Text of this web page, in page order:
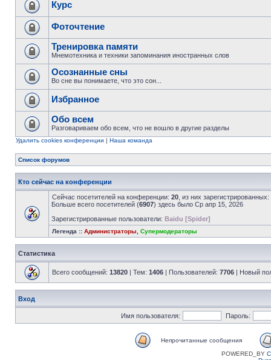
Курс
Фоточтение
Тренировка памяти
Мнемотехника и техники запоминания иностранных слов
Осознанные сны
Во сне вы понимаете, что это сон...
Избранное
Обо всем
Разговариваем обо всем, что не вошло в другие разделы
Удалить cookies конференции | Наша команда
Список форумов
Кто сейчас на конференции
Сейчас посетителей на конференции: 20 , из них
Больше всего посетителей (6907) здесь было Ср апр 15, 2026
Зарегистрированные пользователи: Baidu [Spider]
Легенда :: Администраторы Супермодераторы
Статистика
Всего сообщений: 13820 | Тем: 1406 | Пользователей: 7706 | Новый
Вход
Имя пользователя: Пароль:
Непрочитанные сообщения
POWERED_BY